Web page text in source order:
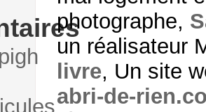
photographe,
un réalisateur
livre, Un site
abri-de-